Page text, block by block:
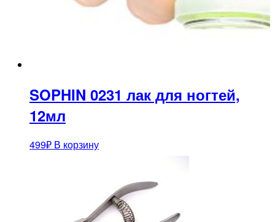
SOPHIN 0231 лак для ногтей,
12мл
499₽ В корзину